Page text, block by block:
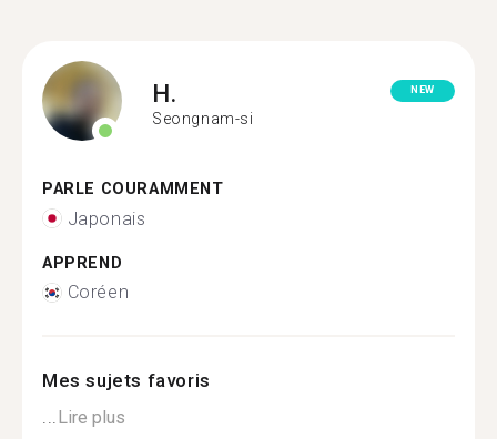
H.
Seongnam-si
NEW
PARLE COURAMMENT
Japonais
APPREND
Coréen
Mes sujets favoris
...Lire plus